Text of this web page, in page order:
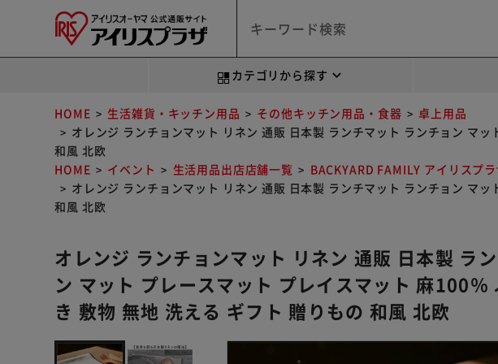
カテゴリから探す
HOME 生活雑貨・キッチン用品 その他キッチン用品・食器
卓上用品
オレンジ ランチョンマット リネン 通販 日本製 ランチマット ランチョン マ
和風 北欧
HOME
イベント 生活用品出店店舗一覧
BACKYARD FAMILY アイリスプ
オレンジ ランチョンマット リネン 通販 日本製 ランチマット ランチョン マ
和風 北欧
オレンジ ランチョンマット リネン 通販 日本製 ラ
ン マット プレースマット プレイスマット 麻100％
き 敷物 無地 洗える ギフト 贈りもの 和風 北欧